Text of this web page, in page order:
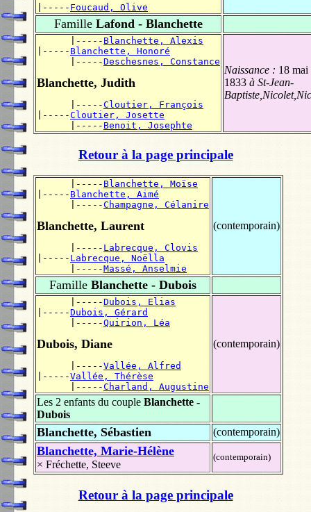
|----- Foucaud, Olive
Famille Lafond - Blanchette
      |-----
Blanchette, Alexis
|----- Blanchette, Honoré
      |-----
Deschesnes, Constance
Blanchette, Judith
      |-----
Cloutier, François
|-----Cloutier, Josette
      |-----
Benoit, Josephte
Naissance : 18 mai
1833 à St-Jean-
Retour à la page principale
      |-----
Blanchette, Moïse
|----- Blanchette, Aimé
      |-----
Champagne, Célanire
Blanchette, Laurent
      |-----
Labrecque, Clovis
|----- Labrecque, Noëlla
      |-----
Massé, Anselmie
(contemporain)
Famille Blanchette - Dubois
      |-----
Dubois, Elias
|-----Dubois, Gérard
      |-----
Quirion, Léa
Dubois, Diane
      |-----
Vallée, Alfred
|-----Vallée, Thérèse
      |-----
Charland, Augustine
(contemporain)
Les 2 enfants du couple Blanchette -
Dubois
Blanchette, Sébastien (contemporain)
Blanchette, Marie-Hélène
× Fréchette, Steeve
(contemporain)
Retour à la page principale